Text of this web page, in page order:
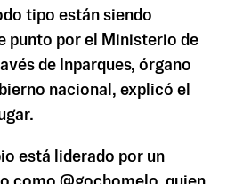
tipo están siendo
punto por el Ministerio de
de Inparques, órgano
nacional, explicó el
está liderado por un